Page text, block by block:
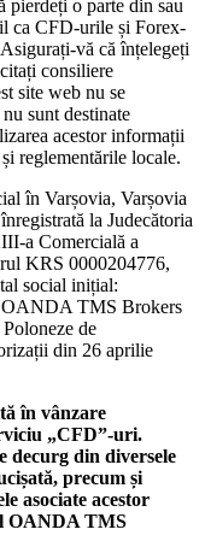
pierdeți o parte din sau
ca CFD-urile și Forex-
vă că înțelegeți
consiliere
site web nu se
sunt destinate
acestor informații
reglementările locale.
în Varșovia, Varșovia
la Judecătoria
a Comercială a
KRS 0000204776,
social inițial:
OANDA TMS Brokers
de
din 26 aprilie
în vânzare
„CFD”-uri.
din diversele
precum și
asociate acestor
OANDA TMS